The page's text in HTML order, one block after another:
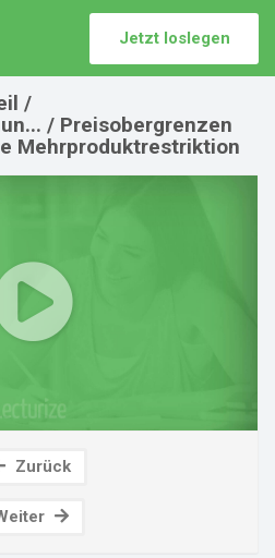
Jetzt loslegen
/
/ Preisobergrenzen
Mehrproduktrestriktion
Play
Video
Zurück